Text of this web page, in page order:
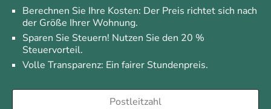
Berechnen Sie Ihre Kosten: Der Preis richtet sich nach
der Größe Ihrer Wohnung.
Sparen Sie Steuern! Nutzen Sie den 20 %
Steuervorteil.
Volle Transparenz: Ein fairer Stundenpreis.